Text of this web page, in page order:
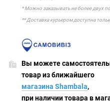
* Можно заказывать не более двух
** Доставка курьером доступна
Вы можете
товар из
магазина Shambala,
при наличии товара в